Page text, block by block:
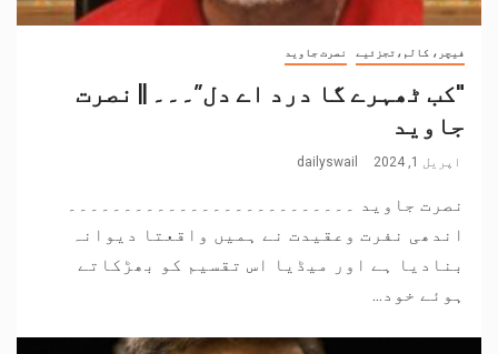
فیچر، کالم،تجزئیے نصرت جاوید
"کب ٹھہرے گا درد اے دل”۔۔۔ || نصرت
جاوید
اپریل 1, 2024 dailyswail
نصرت جاوید ۔۔۔۔۔۔۔۔۔۔۔۔۔۔۔۔۔۔۔۔۔۔۔۔۔۔
اندھی نفرت وعقیدت نے ہمیں واقعتا دیوانہ
بنادیا ہے اور میڈیا اس تقسیم کو بھڑکاتے
ہوئے خود...